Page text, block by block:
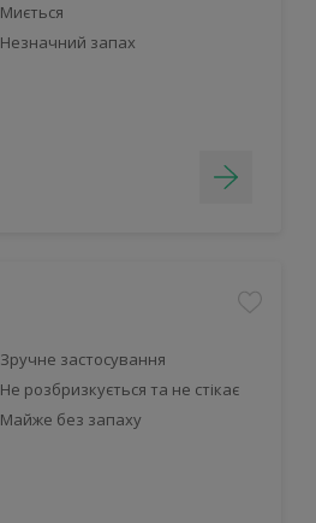
Миється
Незначний запах
Зручне застосування
Не розбризкується та не стікає
Майже без запаху